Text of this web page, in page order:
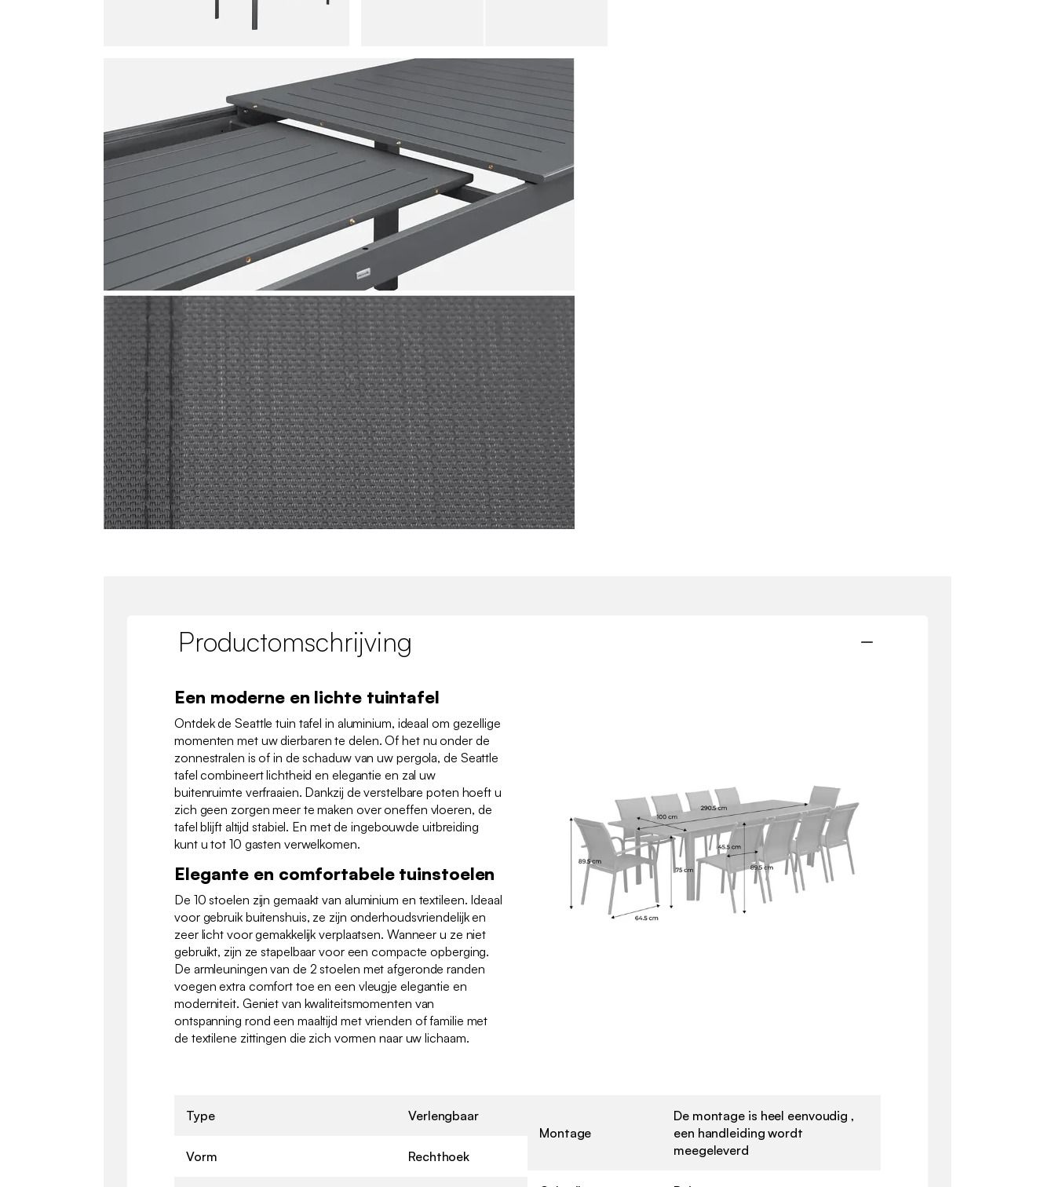
Productomschrijving
Een moderne en lichte tuintafel
Ontdek de Seattle tuin tafel in aluminium, ideaal om gezellige
momenten met uw dierbaren te delen. Of het nu onder de
zonnestralen is of in de schaduw van uw pergola, de Seattle
tafel combineert lichtheid en elegantie en zal uw
buitenruimte verfraaien. Dankzij de verstelbare poten hoeft u
zich geen zorgen meer te maken over oneffen vloeren, de
tafel blijft altijd stabiel. En met de ingebouwde uitbreiding
kunt u tot 10 gasten verwelkomen.
Elegante en comfortabele tuinstoelen
De 10 stoelen zijn gemaakt van aluminium en textileen. Ideaal
voor gebruik buitenshuis, ze zijn onderhoudsvriendelijk en
zeer licht voor gemakkelijk verplaatsen. Wanneer u ze niet
gebruikt, zijn ze stapelbaar voor een compacte opberging.
De armleuningen van de 2 stoelen met afgeronde randen
voegen extra comfort toe en een vleugje elegantie en
moderniteit. Geniet van kwaliteitsmomenten van
ontspanning rond een maaltijd met vrienden of familie met
de textilene zittingen die zich vormen naar uw lichaam.
Type Verlengbaar
Vorm Rechthoek
Montage
De montage is heel eenvoudig ,
een handleiding wordt
meegeleverd